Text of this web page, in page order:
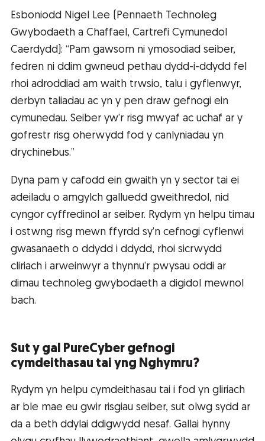
Esboniodd Nigel Lee (Pennaeth Technoleg
Gwybodaeth a Chaffael, Cartrefi Cymunedol
Caerdydd): “Pam gawsom ni ymosodiad seiber,
fedren ni ddim gwneud pethau dydd-i-ddydd fel
rhoi adroddiad am waith trwsio, talu i gyflenwyr,
derbyn taliadau ac yn y pen draw gefnogi ein
cymunedau. Seiber yw’r risg mwyaf ac uchaf ar y
gofrestr risg oherwydd fod y canlyniadau yn
drychinebus.”
Dyna pam y cafodd ein gwaith yn y sector tai ei
adeiladu o amgylch galluedd gweithredol, nid
cyngor cyffredinol ar seiber. Rydym yn helpu timau
i ostwng risg mewn ffyrdd sy’n cefnogi cyflenwi
gwasanaeth o ddydd i ddydd, rhoi sicrwydd
cliriach i arweinwyr a thynnu’r pwysau oddi ar
dimau technoleg gwybodaeth a digidol mewnol
bach.
Sut y gal PureCyber gefnogi
cymdeithasau tai yng Nghymru?
Rydym yn helpu cymdeithasau tai i fod yn gliriach
ar ble mae eu gwir risgiau seiber, sut olwg sydd ar
da a beth ddylai ddigwydd nesaf. Gallai hynny